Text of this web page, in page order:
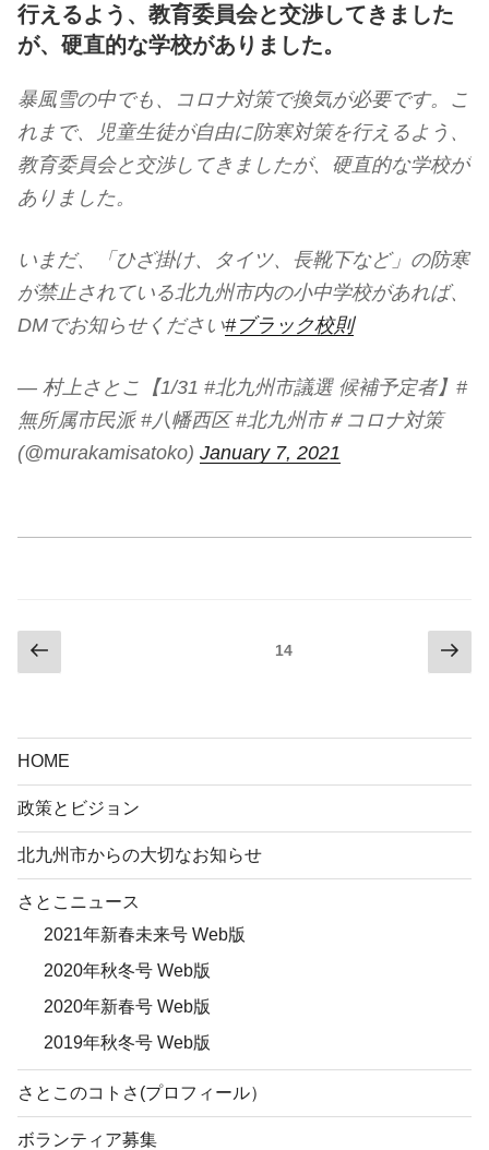
行えるよう、教育委員会と交渉してきました
が、硬直的な学校がありました。
暴風雪の中でも、コロナ対策で換気が必要です。こ
れまで、児童生徒が自由に防寒対策を行えるよう、
教育委員会と交渉してきましたが、硬直的な学校が
ありました。
いまだ、「ひざ掛け、タイツ、長靴下など」の防寒
が禁止されている北九州市内の小中学校があれば、
DMでお知らせください#ブラック校則
— 村上さとこ【1/31 #北九州市議選 候補予定者】#
無所属市民派 #八幡西区 #北九州市＃コロナ対策
(@murakamisatoko) January 7, 2021
投
稿
ペ
ー
ジ
送
り
前
の
ジ
14
次
の
HOME
政策とビジョン
北九州市からの大切なお知らせ
さとこニュース
2021年新春未来号 Web版
2020年秋冬号 Web版
2020年新春号 Web版
2019年秋冬号 Web版
さとこのコトさ(プロフィール）
ボランティア募集